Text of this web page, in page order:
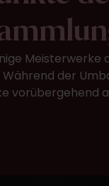
&
Meisterwerke
Während der
vorübergehend